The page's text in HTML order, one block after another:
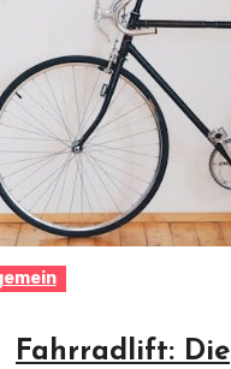
Fahrradlift: Die